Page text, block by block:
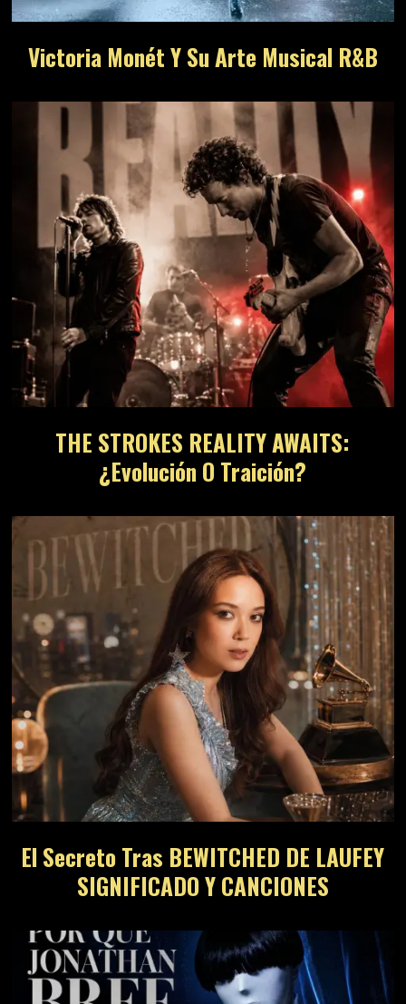
Victoria Monét Y Su Arte Musical R&B
THE STROKES REALITY AWAITS:
¿Evolución O Traición?
El Secreto Tras BEWITCHED DE LAUFEY
SIGNIFICADO Y CANCIONES